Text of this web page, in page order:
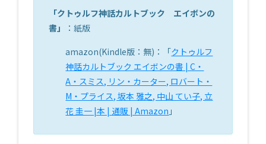
「クトゥルフ神話カルトブック エイボンの
書」
：紙版
amazon(Kindle版：無)：「クトゥルフ
神話カルトブック エイボンの書 | C・
A・スミス, リン・カーター, ロバート・
M・プライス, 坂本 雅之, 中山 てい子, 立
花 圭一 |本 | 通販 | Amazon 」